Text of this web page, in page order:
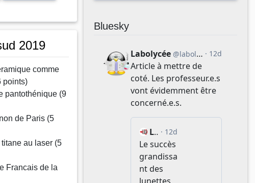
2019
comme
points)
pantothénique (9
de Paris (5
au laser (5
Francais de la
Bluesky